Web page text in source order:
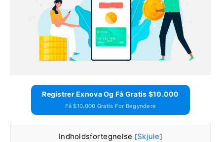
Registrer Exnova Og Få Gratis $10.000
Få $10.000 Gratis For Begyndere
Indholdsfortegnelse [Skjule]